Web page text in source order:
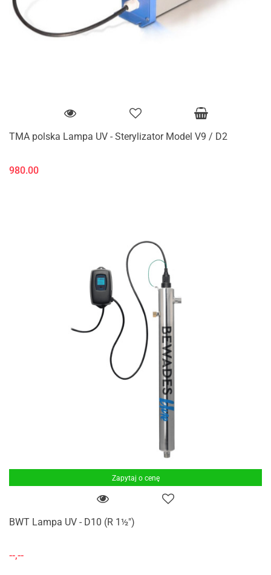
TMA polska Lampa UV - Sterylizator Model V9 / D2
980.00
Zapytaj o cenę
BWT Lampa UV - D10 (R 1½")
--,--